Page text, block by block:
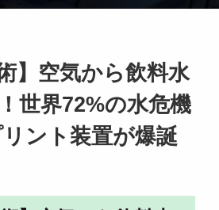
】空気から飲料水
世界72%の水危機
ント装置が爆誕